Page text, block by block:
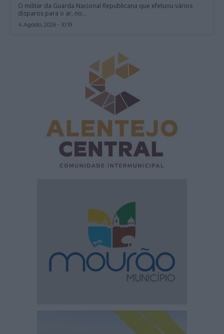
O militar da Guarda Nacional Republicana que efetuou vários
disparos para o ar, no...
4 Agosto, 2026 - 10:19